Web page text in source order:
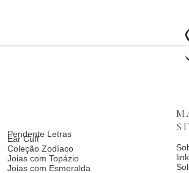
Pendente Letras
Ear Cuff
Coleção Zodíaco
Joias com Topázio
Joias com Esmeralda